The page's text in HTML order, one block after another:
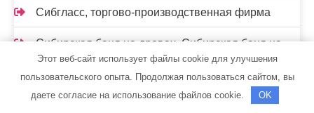
Сибгласс, торгово-производственная фирма
Сибирская баня на дровах, Сибирская баня на
дровах
Сибирская баня на дровах, Сибирская баня на
Этот веб-сайт использует файлы cookie для улучшения
пользовательского опыта. Продолжая пользоваться сайтом, вы
даете согласие на использование файлов cookie.
OK